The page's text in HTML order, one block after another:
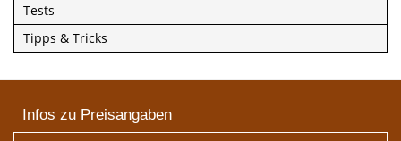
Tests
Tipps & Tricks
Infos zu Preisangaben